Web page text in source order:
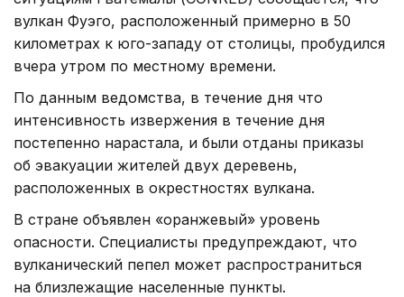
вулкан Фуэго, расположенный примерно в 50
километрах к юго-западу от столицы, пробудился
вчера утром по местному времени.
По данным ведомства, в течение дня что
интенсивность извержения в течение дня
постепенно нарастала, и были отданы приказы
об эвакуации жителей двух деревень,
расположенных в окрестностях вулкана.
В стране объявлен «оранжевый» уровень
опасности. Специалисты предупреждают, что
вулканический пепел может распространиться
на близлежащие населенные пункты.